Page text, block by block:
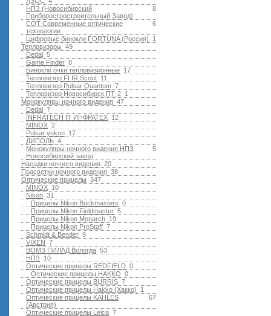
8
НПЗ (Новосибирский
Приборостростроительный Завод)
6
СОТ Современные оптические
технологии
1
Цифровые бинокли FORTUNA (Россия)
49
Тепловизоры
5
Dedal
8
Game Finder
17
Бинокли очки тепловизионные
11
Тепловизор FLIR Scout
7
Тепловизор Pulsar Quantum
1
Тепловизор Новосибирск ПТ-2
47
Монокуляры ночного видения
7
Dedal
12
INFRATECH IT ИНФРАТЕХ
2
MINOX
17
Pulsar yukon
4
ДИПОЛЬ
5
Монокуляры ночного видения НПЗ
Новосибирский завод
20
Насадки ночного видения
38
Подсветки ночного видения
347
Оптические прицелы
10
MINOX
31
Nikon
0
Прицелы Nikon Buckmasters
5
Прицелы Nikon Fieldmaster
19
Прицелы Nikon Monarch
7
Прицелы Nikon ProStaff
9
Schmidt & Bender
7
VIXEN
53
ВОМЗ ПИЛАД Вологда
10
НПЗ
0
Оптические прицелы REDFIELD
0
Оптические прицелы HAKKO
7
Оптические прицелы BURRIS
1
Оптические прицелы Hakko (Хакко)
67
Оптические прицелы KAHLES
(Австрия)
7
Оптические прицелы Leica